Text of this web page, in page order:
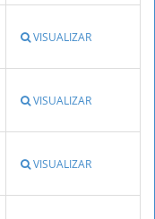
VISUALIZAR
VISUALIZAR
VISUALIZAR